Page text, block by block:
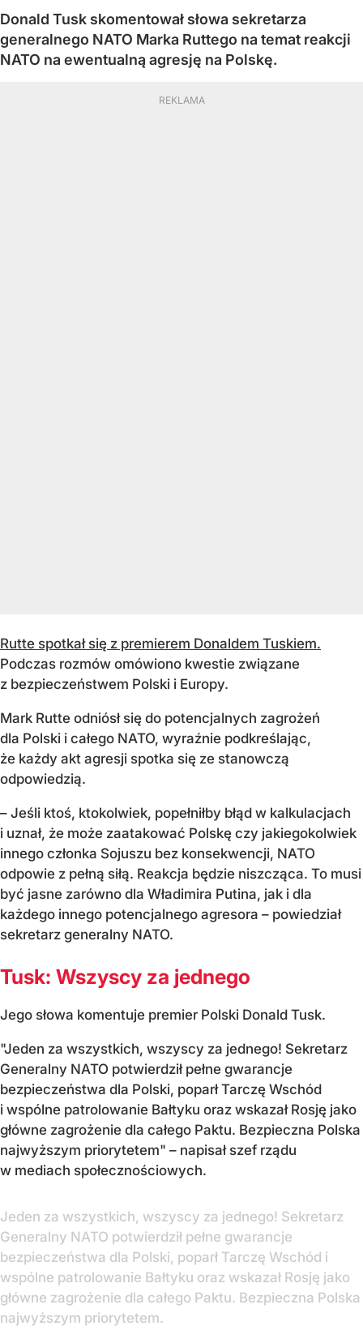
Donald Tusk skomentował słowa sekretarza
generalnego NATO Marka Ruttego na temat reakcji
NATO na ewentualną agresję na Polskę.
Rutte spotkał się z premierem Donaldem Tuskiem.
Podczas rozmów omówiono kwestie związane
z bezpieczeństwem Polski i Europy.
Mark Rutte odniósł się do potencjalnych zagrożeń
dla Polski i całego NATO, wyraźnie podkreślając,
że każdy akt agresji spotka się ze stanowczą
odpowiedzią.
– Jeśli ktoś, ktokolwiek, popełniłby błąd w kalkulacjach
i uznał, że może zaatakować Polskę czy jakiegokolwiek
innego członka Sojuszu bez konsekwencji, NATO
odpowie z pełną siłą. Reakcja będzie niszcząca. To musi
być jasne zarówno dla Władimira Putina, jak i dla
każdego innego potencjalnego agresora – powiedział
sekretarz generalny NATO.
Tusk: Wszyscy za jednego
Jego słowa komentuje premier Polski Donald Tusk.
"Jeden za wszystkich, wszyscy za jednego! Sekretarz
Generalny NATO potwierdził pełne gwarancje
bezpieczeństwa dla Polski, poparł Tarczę Wschód
i wspólne patrolowanie Bałtyku oraz wskazał Rosję jako
główne zagrożenie dla całego Paktu. Bezpieczna Polska
najwyższym priorytetem" – napisał szef rządu
w mediach społecznościowych.
Jeden za wszystkich, wszyscy za jednego! Sekretarz
Generalny NATO potwierdził pełne gwarancje
bezpieczeństwa dla Polski, poparł Tarczę Wschód i
wspólne patrolowanie Bałtyku oraz wskazał Rosję jako
główne zagrożenie dla całego Paktu. Bezpieczna Polska
najwyższym priorytetem.